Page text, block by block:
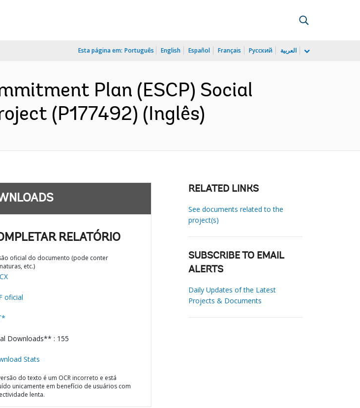
Esta página em: Português English Español Français Русский العربية
Plan (ESCP) Social
(P177492) (Inglês)
RELATÓRIO
oficial do documento (pode conter
etc.)
oficial
Downloads** : 155
Stats
do texto é um OCR incorreto e está
unicamente em benefício de usuários com
lenta.
RELATED LINKS
See documents related to the
project(s)
SUBSCRIBE TO EMAIL
ALERTS
Daily Updates of the Latest
Projects & Documents